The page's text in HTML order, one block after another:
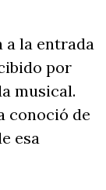
a la entrada
por
musical.
conoció de
esa